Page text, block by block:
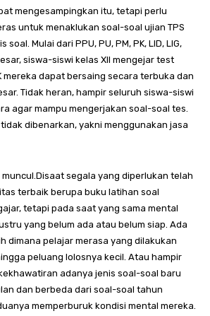
mengesampingkan itu, tetapi perlu
untuk menaklukan soal-soal ujian TPS
Mulai dari PPU, PU, PM, PK, LID, LIG,
siswa-siswi kelas XII mengejar test
mereka dapat bersaing secara terbuka dan
Tidak heran, hampir seluruh siswa-siswi
agar mampu mengerjakan soal-soal tes.
dibenarkan, yakni menggunakan jasa
segala yang diperlukan telah
terbaik berupa buku latihan soal
tetapi pada saat yang sama mental
yang belum ada atau belum siap. Ada
dimana pelajar merasa yang dilakukan
peluang lolosnya kecil. Atau hampir
adanya jenis soal-soal baru
dan berbeda dari soal-soal tahun
memperburuk kondisi mental mereka.